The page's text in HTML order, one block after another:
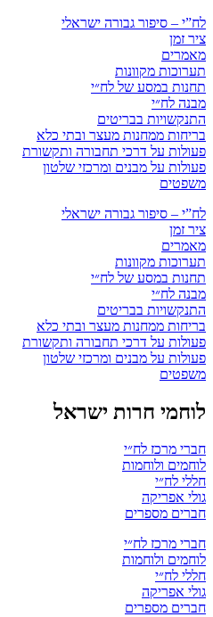
לח”י – סיפור גבורה ישראלי
ציר זמן
מאמרים
תערוכות מקוונות
תחנות במסע של לח״י
מבנה לח״י
התנקשויות בבריטים
בריחות ממחנות מעצר ובתי כלא
פעולות על דרכי תחבורה ותקשורת
פעולות על מבנים ומרכזי שלטון
משפטים
לח”י – סיפור גבורה ישראלי
ציר זמן
מאמרים
תערוכות מקוונות
תחנות במסע של לח״י
מבנה לח״י
התנקשויות בבריטים
בריחות ממחנות מעצר ובתי כלא
פעולות על דרכי תחבורה ותקשורת
פעולות על מבנים ומרכזי שלטון
משפטים
לוחמי חרות ישראל
חברי מרכז לח״י
לוחמים ולוחמות
חללי לח״י
גולי אפריקה
חברים מספרים
חברי מרכז לח״י
לוחמים ולוחמות
חללי לח״י
גולי אפריקה
חברים מספרים